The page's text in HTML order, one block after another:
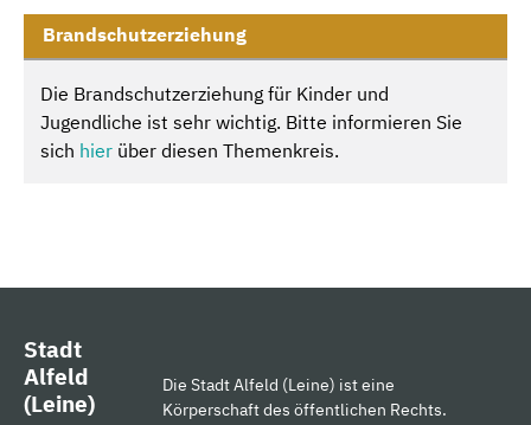
Brandschutzerziehung
Die Brandschutzerziehung für Kinder und
Jugendliche ist sehr wichtig. Bitte informieren Sie
sich hier über diesen Themenkreis.
Stadt
Alfeld
(Leine)
Die Stadt Alfeld (Leine) ist eine
Körperschaft des öffentlichen Rechts.